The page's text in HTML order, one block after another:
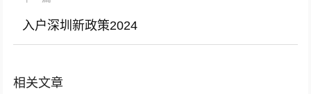
入户深圳新政策2024
相关文章